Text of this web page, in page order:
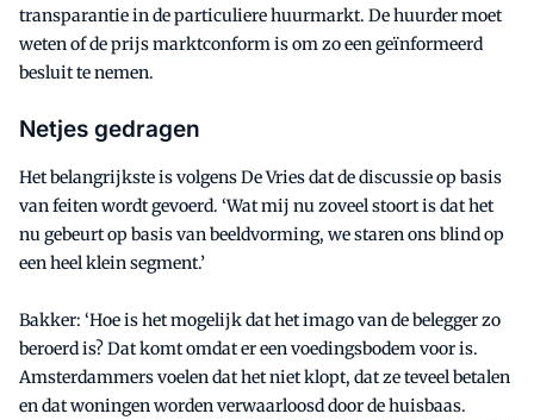
transparantie in de particuliere huurmarkt. De huurder moet
weten of de prijs marktconform is om zo een geïnformeerd
besluit te nemen.
Netjes gedragen
Het belangrijkste is volgens De Vries dat de discussie op basis
van feiten wordt gevoerd. ‘Wat mij nu zoveel stoort is dat het
nu gebeurt op basis van beeldvorming, we staren ons blind op
een heel klein segment.’
Bakker: ‘Hoe is het mogelijk dat het imago van de belegger zo
beroerd is? Dat komt omdat er een voedingsbodem voor is.
Amsterdammers voelen dat het niet klopt, dat ze teveel betalen
en dat woningen worden verwaarloosd door de huisbaas.